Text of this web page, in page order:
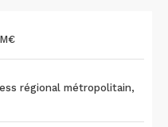
régional métropolitain,